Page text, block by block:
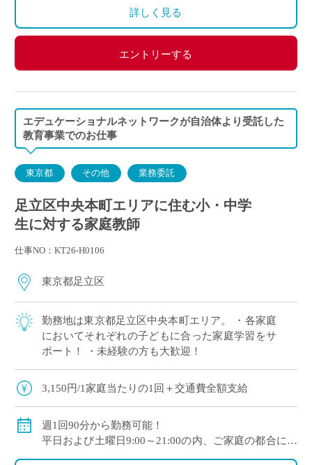
ご自身のご都合の良い時間帯のご家庭をお願いしま
※5月～3月で実施します。
(勤務イメージ）
／19:00～20:30 E家庭
金曜日 14:00～15:30 F家庭／18:00～19:30 G家庭
詳しく見る
エントリーする
エデュケーショナルネットワークが自治体より受託した
教育事業でのお仕事
東京都 その他 業務委託
足立区中央本町エリアに住む小・中学
生に対する家庭教師
仕事NO：KT26-H0106
東京都足立区
勤務地は東京都足立区中央本町エリア。 ・各家庭
においてそれぞれの子どもに合った家庭学習をサ
ポート！ ・未経験の方も大歓迎！
3,150円/1家庭当たりの1回＋交通費全額支給
週1回90分から勤務可能！
平日および土曜日9:00～21:00の内、ご家庭の都合に合
わせて時間を決定